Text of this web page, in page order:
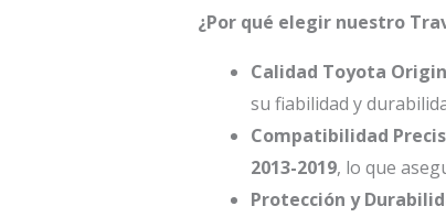
¿Por qué elegir nuestro
Calidad Toyota
su fiabilidad y
Compatibilidad
2013-2019, lo que
Protección y